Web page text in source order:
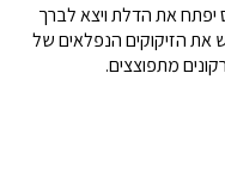
יפתח את הדלת ויצא לברך
את הזיקוקים הנפלאים של
מתפוצצים.